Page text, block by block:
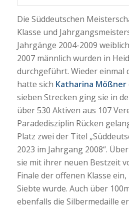
Die Süddeutschen
Klasse und
Jahrgänge 2004-2009
2007 männlich wurden in
durchgeführt. Wieder einmal
hatte sich Katharina Mößner
sieben Strecken ging sie in
über 530 Aktiven aus 107
Paradedisziplin Rücken
Platz zwei der Titel
2023 im Jahrgang 2008“.
sie mit ihrer neuen Bestzeit
Finale der offenen Klasse
Siebte wurde. Auch über
ebenfalls die Silbermedaille